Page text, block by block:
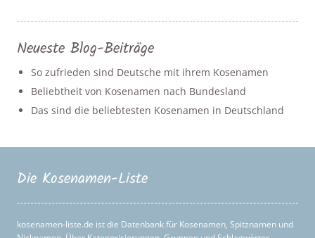
Neueste Blog-Beiträge
So zufrieden sind Deutsche mit ihrem Kosenamen
Beliebtheit von Kosenamen nach Bundesland
Das sind die beliebtesten Kosenamen in Deutschland
Die Kosenamen-Liste
kosenamen-liste.de ist die Datenbank für Kosenamen, Spitznamen und